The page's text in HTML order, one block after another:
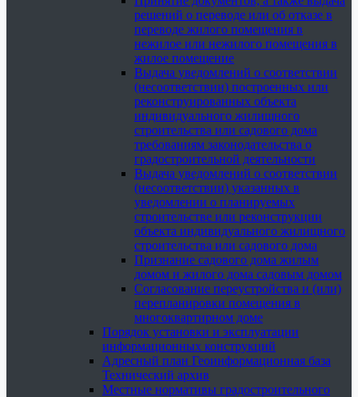
решений о переводе или об отказе в
переводе жилого помещения в
нежилое или нежилого помещения в
жилое помещение
Выдача уведомлений о соответствии
(несоответствии) построенных или
реконструированных объекта
индивидуального жилищного
строительства или садового дома
требованиям законодательства о
градостроительной деятельности
Выдача уведомлений о соответствии
(несоответствии) указанных в
уведомлении о планируемых
строительстве или реконструкции
объекта индивидуального жилищного
строительства или садового дома
Признание садового дома жилым
домом и жилого дома садовым домом
Согласование переустройства и (или)
перепланировки помещения в
многоквартирном доме
Порядок установки и эксплуатации
информационных конструкций
Адресный план Геоинформационная база
Технический архив
Местные нормативы градостроительного